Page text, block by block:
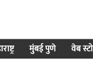
मुंबई पुणे वेब